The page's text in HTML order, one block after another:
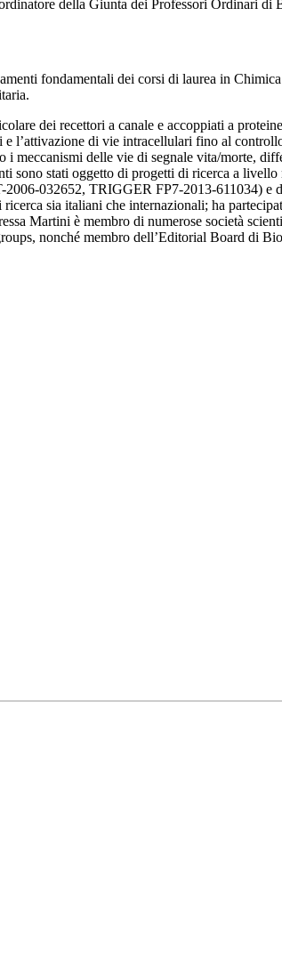
della Giunta dei Professori Ordinari di
fondamentali dei corsi di laurea in
dei recettori a canale e accoppiati a
l’attivazione di vie intracellulari fino al
meccanismi delle vie di segnale vita/morte,
sono stati oggetto di progetti di ricerca a
032652, TRIGGER FP7-2013-611034)
sia italiani che internazionali; ha
Martini è membro di numerose società
nonché membro dell’Editorial Board di